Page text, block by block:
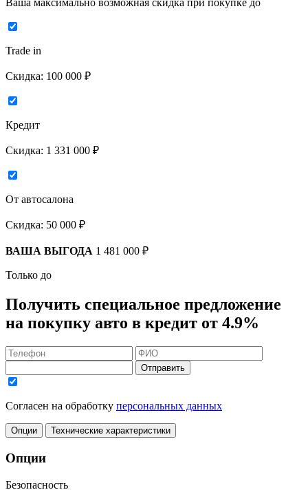
Ваша максимально возможная скидка при покупке до
Trade in
Скидка: 100 000 ₽
Кредит
Скидка: 1 331 000 ₽
От автосалона
Скидка: 50 000 ₽
ВАША ВЫГОДА 1 481 000 ₽
Только до
Получить специальное предложение
на покупку авто в кредит от 4.9%
Отправить
Согласен на обработку персональных данных
Опции Технические характеристики
Опции
Безопасность